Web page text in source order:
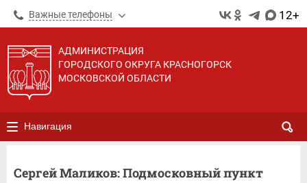
Важные телефоны 12+
АДМИНИСТРАЦИЯ
ГОРОДСКОГО ОКРУГА КРАСНОГОРСК
МОСКОВСКОЙ ОБЛАСТИ
Навигация
Сергей Маликов: Подмосковный пункт